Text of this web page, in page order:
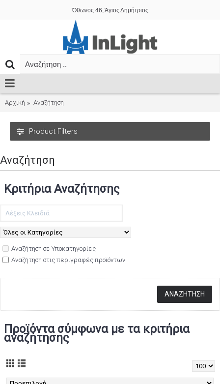
Όθωνος 46, Άγιος Δημήτριος
Αρχική Αναζήτηση
Product Filters
Αναζήτηση
Κριτήρια Αναζήτησης
Αναζήτηση σε Υποκατηγορίες
Αναζήτηση στις περιγραφές προϊόντων
Προϊόντα σύμφωνα με τα κριτήρια
αναζήτησης